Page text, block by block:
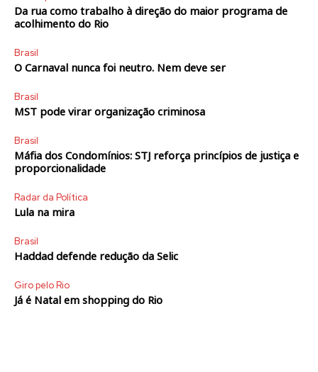
Da rua como trabalho à direção do maior programa de
acolhimento do Rio
Brasil
O Carnaval nunca foi neutro. Nem deve ser
Brasil
MST pode virar organização criminosa
Brasil
Máfia dos Condomínios: STJ reforça princípios de justiça e
proporcionalidade
Radar da Política
Lula na mira
Brasil
Haddad defende redução da Selic
Giro pelo Rio
Já é Natal em shopping do Rio